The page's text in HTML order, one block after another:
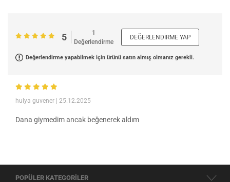
5
1
Değerlendirme
DEĞERLENDIRME YAP
Değerlendirme yapabilmek için ürünü satın almış olmanız gerekli.
hulya guvener | 25.12.2025
Dana giymedim ancak beğenerek aldım
POPÜLER KATEGORİLER